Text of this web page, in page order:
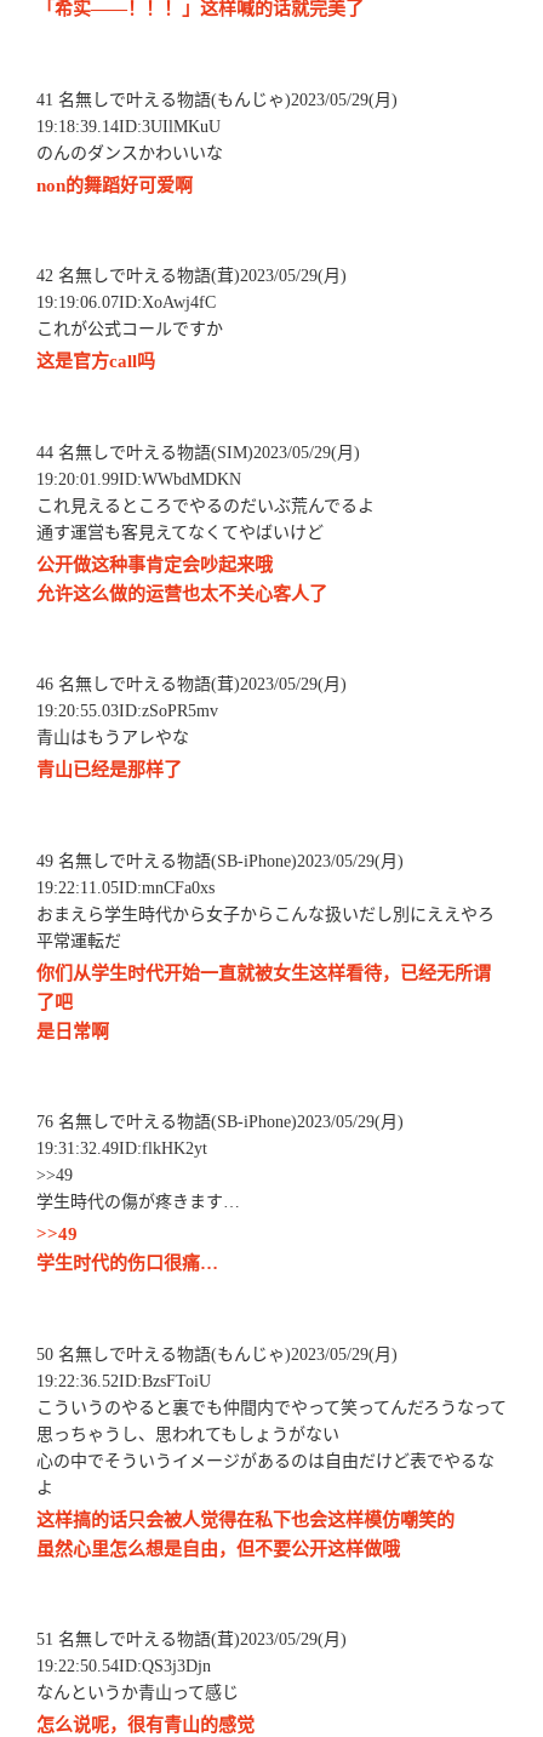
「希实——！！！」这样喊的话就完美了
41 名無しで叶える物語(もんじゃ)2023/05/29(月)
19:18:39.14ID:3UIlMKuU
のんのダンスかわいいな
non的舞蹈好可爱啊
42 名無しで叶える物語(茸)2023/05/29(月)
19:19:06.07ID:XoAwj4fC
これが公式コールですか
这是官方call吗
44 名無しで叶える物語(SIM)2023/05/29(月)
19:20:01.99ID:WWbdMDKN
これ見えるところでやるのだいぶ荒んでるよ
通す運営も客見えてなくてやばいけど
公开做这种事肯定会吵起来哦
允许这么做的运营也太不关心客人了
46 名無しで叶える物語(茸)2023/05/29(月)
19:20:55.03ID:zSoPR5mv
青山はもうアレやな
青山已经是那样了
49 名無しで叶える物語(SB-iPhone)2023/05/29(月)
19:22:11.05ID:mnCFa0xs
おまえら学生時代から女子からこんな扱いだし別にええやろ
平常運転だ
你们从学生时代开始一直就被女生这样看待，已经无所谓
了吧
是日常啊
76 名無しで叶える物語(SB-iPhone)2023/05/29(月)
19:31:32.49ID:flkHK2yt
>>49
学生時代の傷が疼きます…
>>49
学生时代的伤口很痛…
50 名無しで叶える物語(もんじゃ)2023/05/29(月)
19:22:36.52ID:BzsFToiU
こういうのやると裏でも仲間内でやって笑ってんだろうなって
思っちゃうし、思われてもしょうがない
心の中でそういうイメージがあるのは自由だけど表でやるな
よ
这样搞的话只会被人觉得在私下也会这样模仿嘲笑的
虽然心里怎么想是自由，但不要公开这样做哦
51 名無しで叶える物語(茸)2023/05/29(月)
19:22:50.54ID:QS3j3Djn
なんというか青山って感じ
怎么说呢，很有青山的感觉